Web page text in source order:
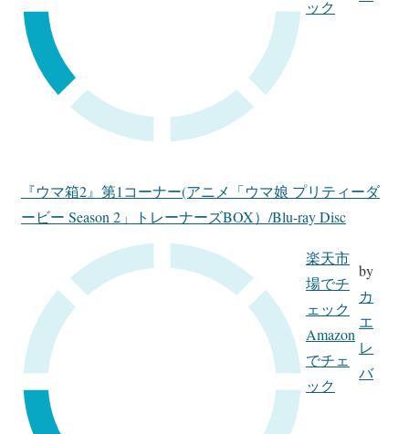
ック
『ウマ箱2』第1コーナー(アニメ「ウマ娘 プリティーダ
ービー Season 2」トレーナーズBOX）/Blu-ray Disc
楽天市
場でチ
ェック
Amazon
でチェ
ック
by
カ
エ
レ
バ